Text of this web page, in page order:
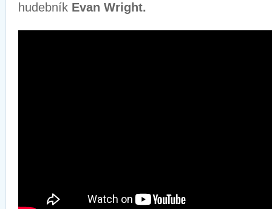
hudebník Evan Wright.